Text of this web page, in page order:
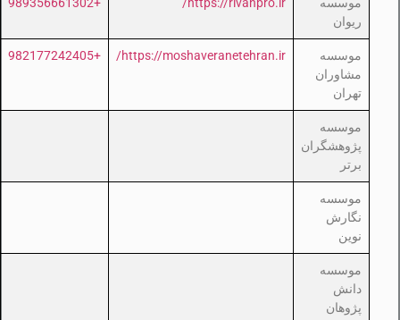
ریوان
موسسه
مشاوران
تهران
https://moshaveranetehran.ir/
+982177242405
موسسه
پژوهشگران
برتر
موسسه
نگارش
نوین
موسسه
دانش
پژوهان